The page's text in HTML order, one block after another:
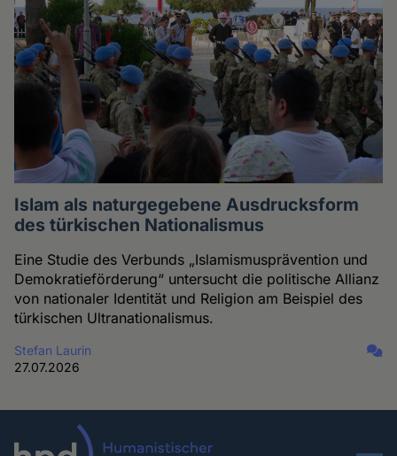
Islam als naturgegebene Ausdrucksform
des türkischen Nationalismus
Eine Studie des Verbunds „Islamismusprävention und
Demokratieförderung“ untersucht die politische Allianz
von nationaler Identität und Religion am Beispiel des
türkischen Ultranationalismus.
Stefan Laurin
27.07.2026